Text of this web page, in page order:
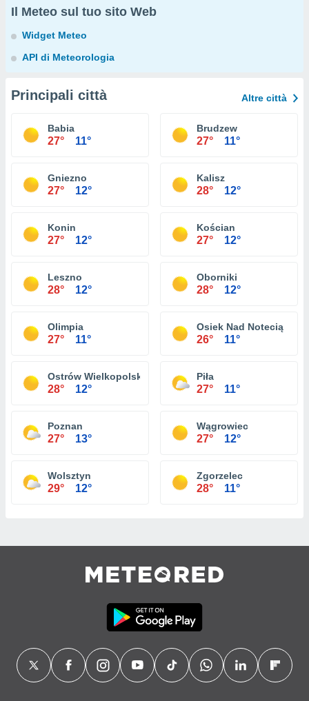
Il Meteo sul tuo sito Web
Widget Meteo
API di Meteorologia
Principali città Altre città
Babia
27° 11°
Brudzew
27° 11°
Gniezno
27° 12°
Kalisz
28° 12°
Konin
27° 12°
Kościan
27° 12°
Leszno
28° 12°
Oborniki
28° 12°
Olimpia
27° 11°
Osiek Nad Notecią
26° 11°
Ostrów Wielkopolski
28° 12°
Piła
27° 11°
Poznan
27° 13°
Wągrowiec
27° 12°
Wolsztyn
29° 12°
Zgorzelec
28° 11°